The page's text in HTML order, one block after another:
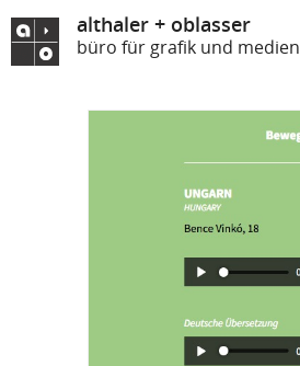
althaler + oblasser
büro für grafik und medien